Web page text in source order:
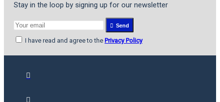
Stay in the loop by signing up for our newsletter
Send
I have read and agree to the Privacy Policy